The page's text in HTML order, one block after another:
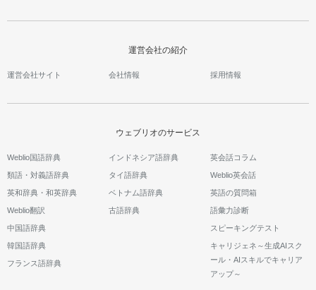
運営会社の紹介
運営会社サイト 会社情報 採用情報
ウェブリオのサービス
Weblio国語辞典
類語・対義語辞典
英和辞典・和英辞典
Weblio翻訳
中国語辞典
韓国語辞典
フランス語辞典
インドネシア語辞典
タイ語辞典
ベトナム語辞典
古語辞典
英会話コラム
Weblio英会話
英語の質問箱
語彙力診断
スピーキングテスト
キャリジェネ～生成AIスク
ール・AIスキルでキャリア
アップ～